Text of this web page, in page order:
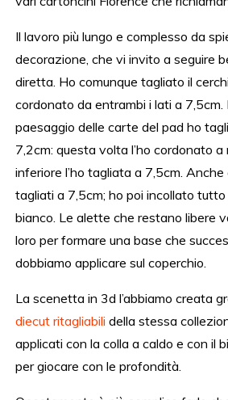
Il lavoro più lungo e complesso da
decorazione, che vi invito a seguire
diretta. Ho comunque tagliato il
cordonato da entrambi i lati a 7,5cm.
paesaggio delle carte del pad ho
7,2cm: questa volta l’ho cordonato
inferiore l’ho tagliata a 7,5cm.
tagliati a 7,5cm; ho poi incollato
bianco. Le alette che restano libere
loro per formare una base che
dobbiamo applicare sul coperchio.
La scenetta in 3d l’abbiamo creata
diecut ritagliabili della stessa
applicati con la colla a caldo e con il
per giocare con le profondità.